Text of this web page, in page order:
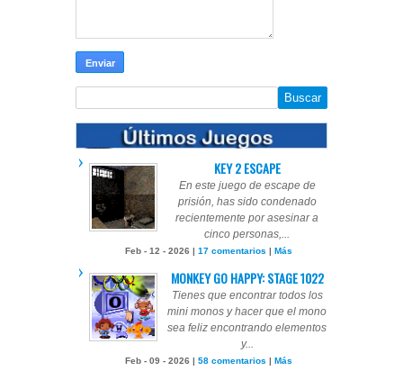
KEY 2 ESCAPE
En este juego de escape de
prisión, has sido condenado
recientemente por asesinar a
cinco personas,...
Feb - 12 - 2026 | 17 comentarios | Más
MONKEY GO HAPPY: STAGE 1022
Tienes que encontrar todos los
mini monos y hacer que el mono
sea feliz encontrando elementos
y...
Feb - 09 - 2026 | 58 comentarios | Más